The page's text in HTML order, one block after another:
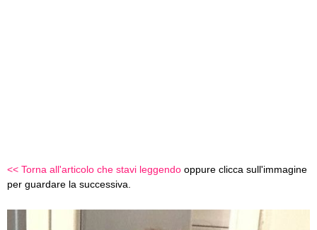
<< Torna all'articolo che stavi leggendo oppure clicca sull'immagine
per guardare la successiva.